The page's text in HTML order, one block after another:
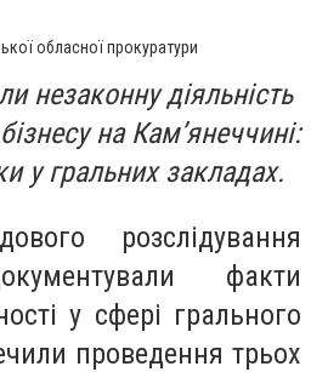
обласної прокуратури
незаконну діяльність
на Кам’янеччині:
у гральних закладах.
розслідування
факти
у сфері грального
проведення трьох